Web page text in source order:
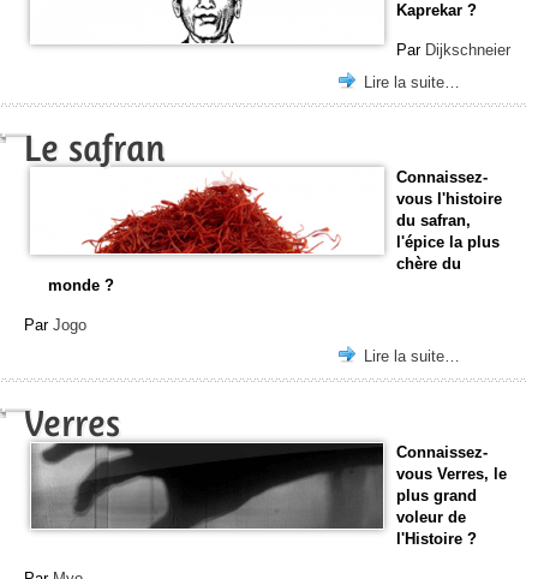
Kaprekar ?
Par Dijkschneier
Lire la suite…
Le safran
Connaissez-
vous l'histoire
du safran,
l'épice la plus
chère du
monde ?
Par Jogo
Lire la suite…
Verres
Connaissez-
vous Verres, le
plus grand
voleur de
l'Histoire ?